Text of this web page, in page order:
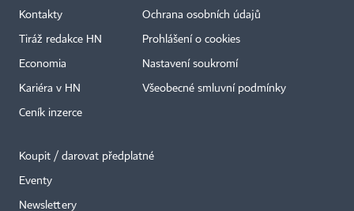
Kontakty
Tiráž redakce HN
Economia
Kariéra v HN
Ceník inzerce
Ochrana osobních údajů
Prohlášení o cookies
Nastavení soukromí
Všeobecné smluvní podmínky
Koupit / darovat předplatné
Eventy
Newslettery